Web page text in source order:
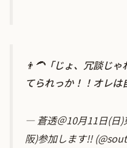
👨‍🦱「じょ、冗談じ
てられっか！！オレ
— 蒼透＠10月11日(日)
阪)参加します!!